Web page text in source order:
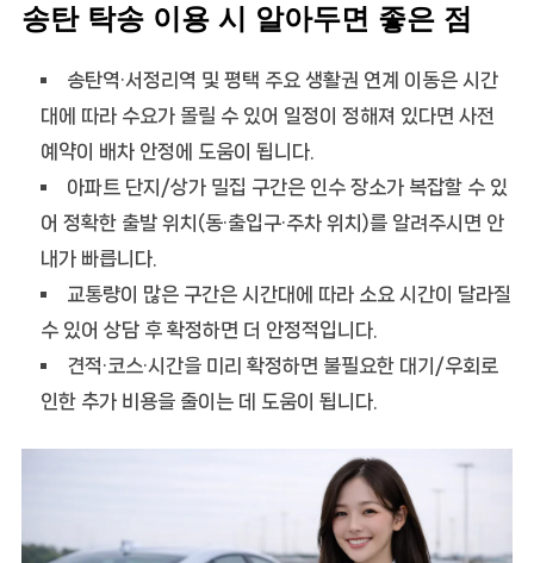
송탄 탁송 이용 시 알아두면 좋은 점
송탄역·서정리역 및 평택 주요 생활권 연계 이동은 시간
대에 따라 수요가 몰릴 수 있어 일정이 정해져 있다면 사전
예약이 배차 안정에 도움이 됩니다.
아파트 단지/상가 밀집 구간은 인수 장소가 복잡할 수 있
어 정확한 출발 위치(동·출입구·주차 위치)를 알려주시면 안
내가 빠릅니다.
교통량이 많은 구간은 시간대에 따라 소요 시간이 달라질
수 있어 상담 후 확정하면 더 안정적입니다.
견적·코스·시간을 미리 확정하면 불필요한 대기/우회로
인한 추가 비용을 줄이는 데 도움이 됩니다.